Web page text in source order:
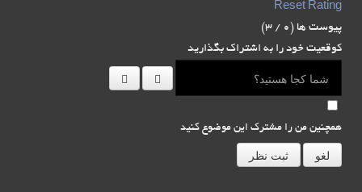
Reset Rating
پیوست ها ( 0
/ 3)
کوقعیت خود را به اشتراک بگذارید
همچنین من را مشترک این موضوع کنید
لغو ثبت نظر